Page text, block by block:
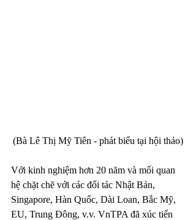
(Bà Lê Thị Mỹ Tiên - phát biểu tại hội thảo)
Với kinh nghiệm hơn 20 năm và mối quan
hệ chặt chẽ với các đối tác Nhật Bản,
Singapore, Hàn Quốc, Dài Loan, Bắc Mỹ,
EU, Trung Đông, v.v. VnTPA đã xúc tiến